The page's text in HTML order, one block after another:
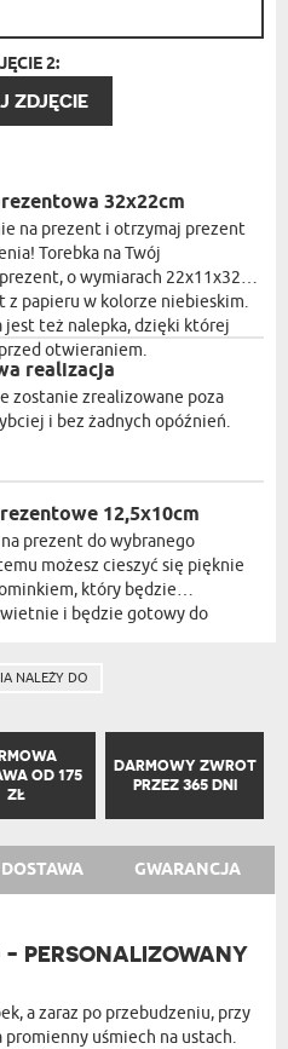
2:
ZDJĘCIE
32x22cm
na prezent i otrzymaj prezent
Torebka na Twój
o wymiarach 22x11x32
z papieru w kolorze niebieskim.
jest też nalepka, dzięki której
otwieraniem.
realizacja
zostanie zrealizowane poza
i bez żadnych opóźnień.
12,5x10cm
prezent do wybranego
możesz cieszyć się pięknie
który będzie
i będzie gotowy do
NALEŻY DO
OD 175
ZŁ
DARMOWY ZWROT
PRZEZ 365 DNI
DOSTAWA GWARANCJA
PERSONALIZOWANY
a zaraz po przebudzeniu, przy
promienny uśmiech na ustach.